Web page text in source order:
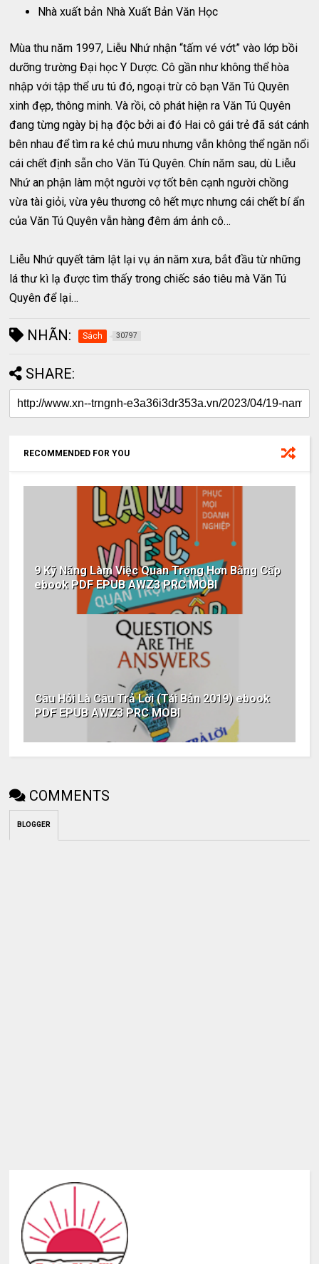
Nhà xuất bản Nhà Xuất Bản Văn Học
Mùa thu năm 1997, Liễu Nhứ nhận “tấm vé vớt” vào lớp bồi
dưỡng trường Đại học Y Dược. Cô gần như không thể hòa
nhập với tập thể ưu tú đó, ngoại trừ cô bạn Văn Tú Quyên
xinh đẹp, thông minh. Và rồi, cô phát hiện ra Văn Tú Quyên
đang từng ngày bị hạ độc bởi ai đó Hai cô gái trẻ đã sát cánh
bên nhau để tìm ra kẻ chủ mưu nhưng vẫn không thể ngăn nổi
cái chết định sẵn cho Văn Tú Quyên. Chín năm sau, dù Liễu
Nhứ an phận làm một người vợ tốt bên cạnh người chồng
vừa tài giỏi, vừa yêu thương cô hết mực nhưng cái chết bí ẩn
của Văn Tú Quyên vẫn hàng đêm ám ảnh cô…
Liễu Nhứ quyết tâm lật lại vụ án năm xưa, bắt đầu từ những
lá thư kì lạ được tìm thấy trong chiếc sáo tiêu mà Văn Tú
Quyên để lại…
NHÃN: Sách 30797
SHARE:
RECOMMENDED FOR YOU
9 Kỹ Năng Làm Việc Quan Trọng Hơn Bằng Cấp
ebook PDF EPUB AWZ3 PRC MOBI
Câu Hỏi Là Câu Trả Lời (Tái Bản 2019) ebook
PDF EPUB AWZ3 PRC MOBI
COMMENTS
BLOGGER